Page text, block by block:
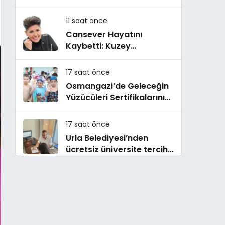
İnsandan Biri’ Demişti:
Mahmut Görgen’den
Cansever’e Duygusal
Veda
11 saat önce
Cansever Hayatını
Kaybetti: Kuzey
Makedonya’da Toprağa
Verilecek
17 saat önce
Osmangazi’de Geleceğin
Yüzücüleri Sertifikalarını
Aldı
17 saat önce
Urla Belediyesi’nden
ücretsiz üniversite tercih